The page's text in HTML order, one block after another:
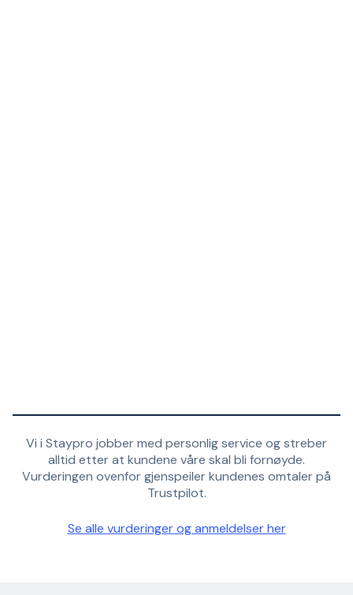
Vi i Staypro jobber med personlig service og streber
alltid etter at kundene våre skal bli fornøyde.
Vurderingen ovenfor gjenspeiler kundenes omtaler på
Trustpilot.
Se alle vurderinger og anmeldelser her